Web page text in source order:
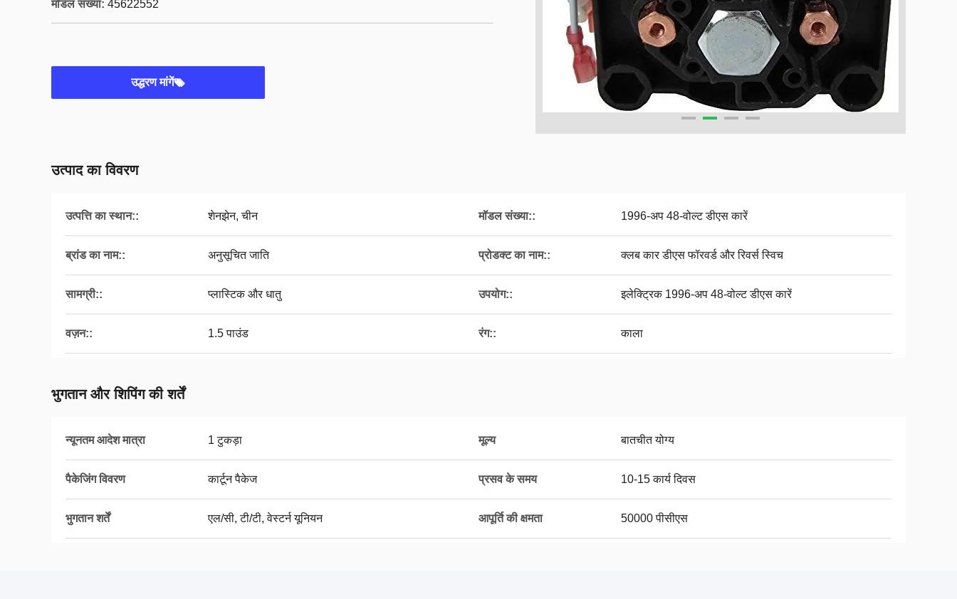
मॉडल संख्या: 45622552
उद्धरण मांगें
उत्पाद का विवरण
उत्पत्ति का स्थान:: शेनझेन, चीन मॉडल संख्या:: 1996-अप 48-वोल्ट डीएस कारें
ब्रांड का नाम:: अनुसूचित जाति प्रोडक्ट का नाम:: क्लब कार डीएस फॉरवर्ड और रिवर्स स्विच
सामग्री:: प्लास्टिक और धातु उपयोग:: इलेक्ट्रिक 1996-अप 48-वोल्ट डीएस कारें
वज़न:: 1.5 पाउंड रंग:: काला
भुगतान और शिपिंग की शर्तें
न्यूनतम आदेश मात्रा 1 टुकड़ा मूल्य बातचीत योग्य
पैकेजिंग विवरण कार्टून पैकेज प्रसव के समय 10-15 कार्य दिवस
भुगतान शर्तें एल/सी, टी/टी, वेस्टर्न यूनियन आपूर्ति की क्षमता 50000 पीसीएस